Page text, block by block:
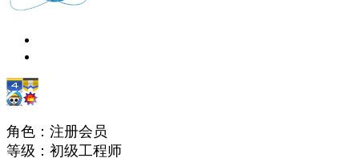
角色：注册会员
等级：初级工程师